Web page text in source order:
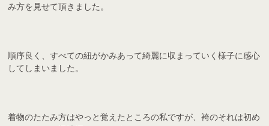
み方を見せて頂きました。
順序良く、すべての紐がかみあって綺麗に収まっていく様子に感心
してしまいました。
着物のたたみ方はやっと覚えたところの私ですが、袴のそれは初め